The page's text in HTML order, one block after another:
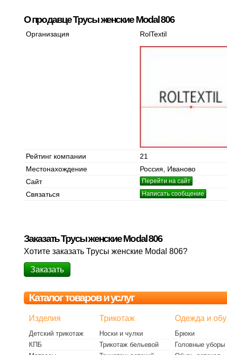
О продавце Трусы женские Modal 806
Организация RolTextil
Рейтинг компании
21
Местонахождение
Россия, Иваново
Сайт
Перейти на сайт
Связаться Написать сообщение
Заказать Трусы женские Modal 806
Хотите заказать Трусы женские Modal 806?
Заказать
Каталог товаров и услуг
Изделия
Детский трикотаж
КПБ
Трикотаж
Носки и чулки
Трикотаж бельевой
Одежда и
Брюки
Головные уборы